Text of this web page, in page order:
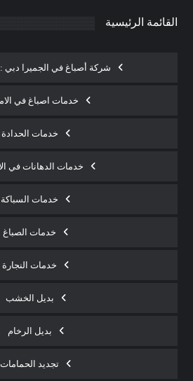
القائمة الرئيسية
شركة أصباغ في الجميرا دبي : 0565930521
خدمات اصباغ في
خدمات الحدادة
خدمات الدهانات في
خدمات السباكة
خدمات الصباغ
خدمات النجارة
بديل الخشب
بديل الرخام
تجديد الحمامات